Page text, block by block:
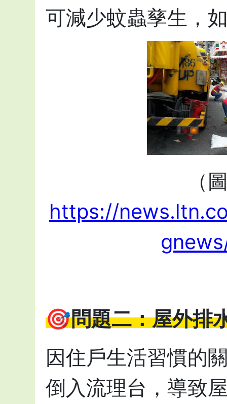
可減少蚊蟲孳生，
（
https://
🎯問題二：屋外排
因住戶生活習慣的
倒入流理台，導致